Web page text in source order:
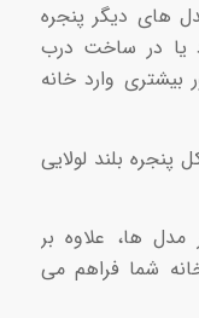
های دیگر پنجره
یا در ساخت درب
بیشتری وارد خانه
پنجره بلند لولایی
ها، علاوه بر
شما فراهم می